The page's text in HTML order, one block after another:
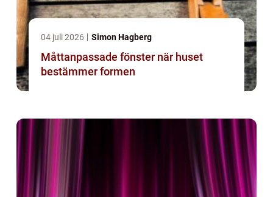
04 juli 2026 Simon Hagberg
Måttanpassade fönster när huset
bestämmer formen